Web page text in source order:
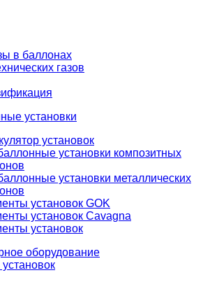
в баллонах
газов
установки
установок
установки композитных
установки металлических
установок GOK
установок Cavagna
установок
оборудование